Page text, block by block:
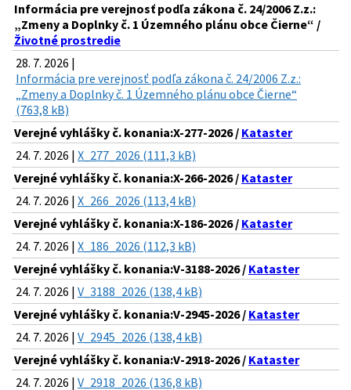
Informácia pre verejnosť podľa zákona č. 24/2006 Z.z.:
„Zmeny a Doplnky č. 1 Územného plánu obce Čierne“ /
Životné prostredie
28. 7. 2026 |
Informácia pre verejnosť podľa zákona č. 24/2006 Z.z.:
„Zmeny a Doplnky č. 1 Územného plánu obce Čierne“
(763,8 kB)
Verejné vyhlášky č. konania:X-277-2026 / Kataster
24. 7. 2026 | X_277_2026 (111,3 kB)
Verejné vyhlášky č. konania:X-266-2026 / Kataster
24. 7. 2026 | X_266_2026 (113,4 kB)
Verejné vyhlášky č. konania:X-186-2026 / Kataster
24. 7. 2026 | X_186_2026 (112,3 kB)
Verejné vyhlášky č. konania:V-3188-2026 / Kataster
24. 7. 2026 | V_3188_2026 (138,4 kB)
Verejné vyhlášky č. konania:V-2945-2026 / Kataster
24. 7. 2026 | V_2945_2026 (138,4 kB)
Verejné vyhlášky č. konania:V-2918-2026 / Kataster
24. 7. 2026 | V_2918_2026 (136,8 kB)